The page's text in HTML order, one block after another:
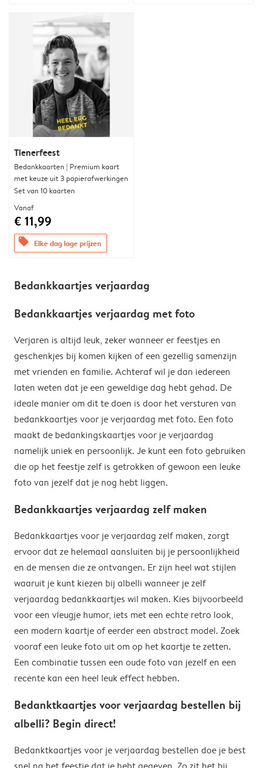
Tienerfeest
Bedankkaarten | Premium kaart
met keuze uit 3 papierafwerkingen
Set van 10 kaarten
Vanaf
€ 11,99
offers Elke dag lage prijzen
Bedankkaartjes verjaardag
Bedankkaartjes verjaardag met foto
Verjaren is altijd leuk, zeker wanneer er feestjes en
geschenkjes bij komen kijken of een gezellig samenzijn
met vrienden en familie. Achteraf wil je dan iedereen
laten weten dat je een geweldige dag hebt gehad. De
ideale manier om dit te doen is door het versturen van
bedankkaartjes voor je verjaardag met foto. Een foto
maakt de bedankingskaartjes voor je verjaardag
namelijk uniek en persoonlijk. Je kunt een foto gebruiken
die op het feestje zelf is getrokken of gewoon een leuke
foto van jezelf dat je nog hebt liggen.
Bedankkaartjes verjaardag zelf maken
Bedankkaartjes voor je verjaardag zelf maken, zorgt
ervoor dat ze helemaal aansluiten bij je persoonlijkheid
en de mensen die ze ontvangen. Er zijn heel wat stijlen
waaruit je kunt kiezen bij albelli wanneer je zelf
verjaardag bedankkaartjes wil maken. Kies bijvoorbeeld
voor een vleugje humor, iets met een echte retro look,
een modern kaartje of eerder een abstract model. Zoek
vooraf een leuke foto uit om op het kaartje te zetten.
Een combinatie tussen een oude foto van jezelf en een
recente kan een heel leuk effect hebben.
Bedanktkaartjes voor verjaardag bestellen bij
albelli? Begin direct!
Bedanktkaartjes voor je verjaardag bestellen doe je best